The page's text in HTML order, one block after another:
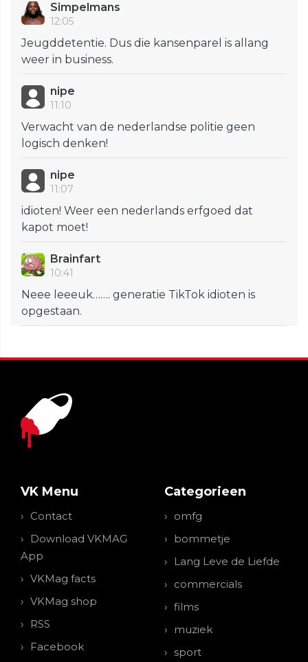
Simpelmans
12:05
Jeugddetentie. Dus die kansenparel is allang
weer in business.
nipe
11:10
Verwacht van de nederlandse politie geen
logisch denken!
nipe
11:07
idioten! Weer een nederlands erfgoed dat
kapot moet!
Brainfart
10:41
Neee leeeuk……. generatie TikTok idioten is
opgestaan.
VK Menu
Contact
Download VKMAG
App
VKMag facts
VKMag shop
RSS
Facebook
Categorieen
omfg
bommetje
Lang Leve de Liefde
commercials
films
muziek
sport